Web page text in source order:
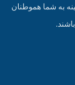
به شما هموطنان